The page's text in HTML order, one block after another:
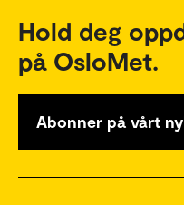
Hold deg
på OsloMet.
Abonner på vårt